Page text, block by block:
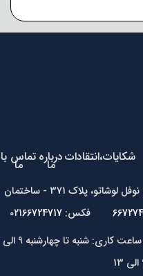
شکایات،انتقاداتدرباره
ما تماس با
ما
آدرس: تهران، خیابان حافظ، بعد از تقاطع نوفل لوشاتو، پلاک 371 - ساختمان
فکس: 021 66724717
پست الکترونیک: Info @ Ertebat.Co ساعت کاری: شنبه تا چهارشنبه 9 الی